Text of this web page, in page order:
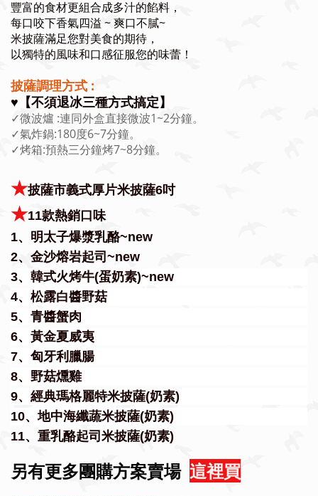
豐富的食材更組合成多汁的餡料，
每口咬下香氣四溢 ~ 爽口不膩~
米披薩滿足您對美食的期待，
以獨特的風味和口感征服您的味蕾！
披薩調理方式 :
♥️【不須退冰三種方式搞定】
✓微波爐 :連同外盒直接微波1~2分鐘。
✓氣炸鍋:180度6~7分鐘。
✓烤箱:預熱三分鐘烤7~8分鐘。
★披薩市義式厚片米披薩6吋
★11款熱銷口味
1、明太子爆漿乳酪~new
2、金沙熔岩起司~new
3、韓式火烤牛(蛋奶素)~new
4、松露白醬野菇
5、青醬蟹肉
6、黃金夏威夷
7、匈牙利臘腸
8、野菇燻雞
9、經典瑪格麗特米披薩(奶素)
10、地中海纖蔬米披薩(奶素)
11、重乳酪起司米披薩(奶素)
另有更多團購方案賣場 這裡買